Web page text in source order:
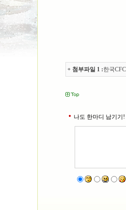
+ 첨부파일 1 :한국
나도 한마디 남기기!